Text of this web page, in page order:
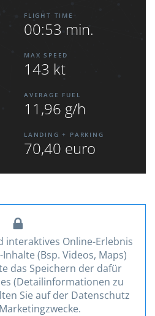
FLIGHT TIME
00:53 min.
MAX SPEED
143 kt
AVERAGE FUEL
11,96 g/h
LANDING + PARKING
70,40 euro
interaktives Online-Erlebnis
(Bsp. Videos, Maps)
das Speichern der dafür
(Detailinformationen zu
Sie auf der Datenschutz